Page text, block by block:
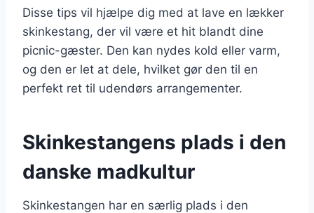
Disse tips vil hjælpe dig med at lave en lækker
skinkestang, der vil være et hit blandt dine
picnic-gæster. Den kan nydes kold eller varm,
og den er let at dele, hvilket gør den til en
perfekt ret til udendørs arrangementer.
Skinkestangens plads i den
danske madkultur
Skinkestangen har en særlig plads i den